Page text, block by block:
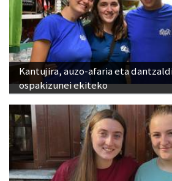
Kantujira, auzo-afaria eta
ospakizunei ekiteko